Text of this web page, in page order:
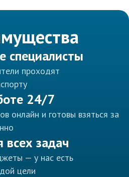
специалисты
проходят
24/7
онлайн и готовы взяться за
задач
— у нас есть
цели